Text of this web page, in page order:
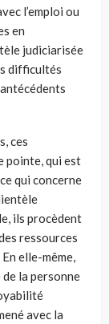
l’emploi ou
en
judiciarisée
difficultés
ces
pointe, qui est
qui concerne
ils procèdent
ressources
elle-même,
la personne
avec la